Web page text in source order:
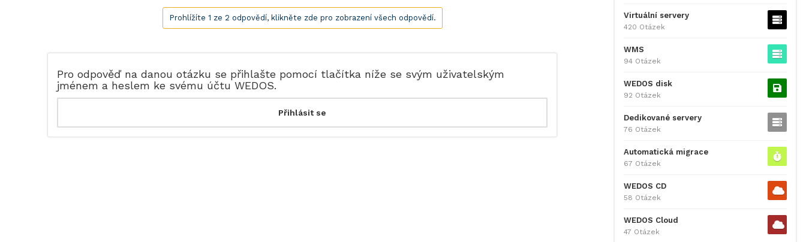
Prohlížíte 1 ze 2 odpovědí, klikněte zde pro zobrazení všech odpovědí.
Pro odpověď na danou otázku se přihlašte pomocí tlačítka níže se svým uživatelským
jménem a heslem ke svému účtu WEDOS.
Virtuální servery
420 Otázek
WMS
94 Otázek
WEDOS disk
92 Otázek
Dedikované servery
76 Otázek
Automatická migrace
67 Otázek
WEDOS CD
58 Otázek
WEDOS Cloud
47 Otázek